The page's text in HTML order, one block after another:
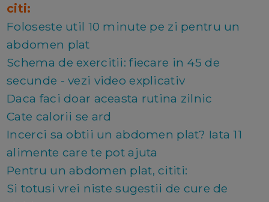
citi:
Foloseste util 10 minute pe zi pentru un
abdomen plat
Schema de exercitii: fiecare in 45 de
secunde - vezi video explicativ
Daca faci doar aceasta rutina zilnic
Cate calorii se ard
Incerci sa obtii un abdomen plat? Iata 11
alimente care te pot ajuta
Pentru un abdomen plat, cititi:
Si totusi vrei niste sugestii de cure de